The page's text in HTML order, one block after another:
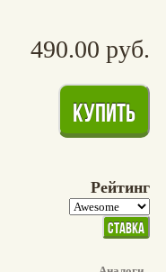
490.00 руб.
Рейтинг